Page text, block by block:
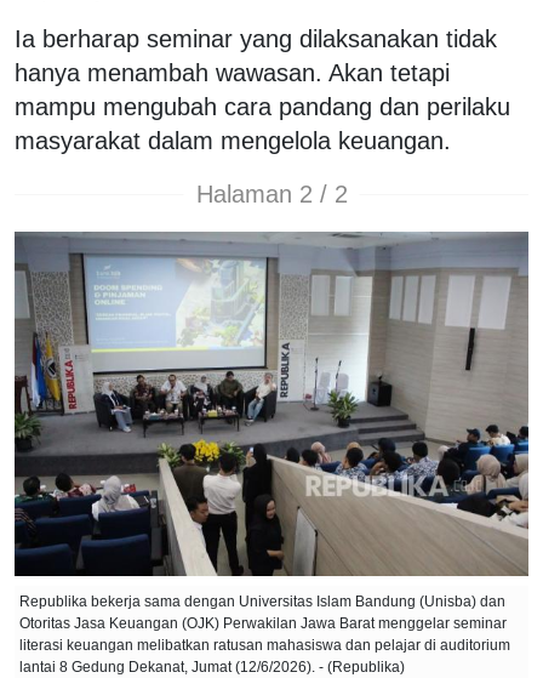
Ia berharap seminar yang dilaksanakan tidak
hanya menambah wawasan. Akan tetapi
mampu mengubah cara pandang dan perilaku
masyarakat dalam mengelola keuangan.
Halaman 2 / 2
Republika bekerja sama dengan Universitas Islam Bandung (Unisba) dan
Otoritas Jasa Keuangan (OJK) Perwakilan Jawa Barat menggelar seminar
literasi keuangan melibatkan ratusan mahasiswa dan pelajar di auditorium
lantai 8 Gedung Dekanat, Jumat (12/6/2026). - (Republika)